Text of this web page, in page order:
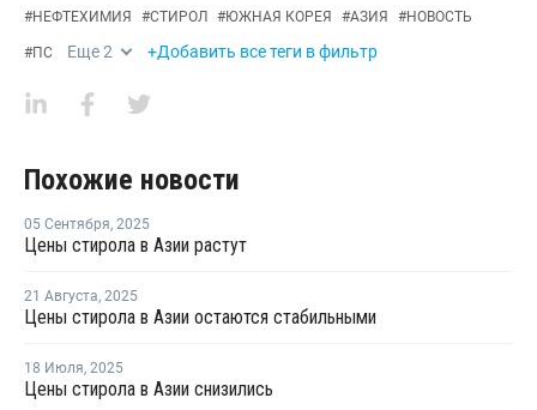
#НЕФТЕХИМИЯ #СТИРОЛ #ЮЖНАЯ КОРЕЯ #АЗИЯ #НОВОСТЬ
#ПС Еще2 +Добавить все теги в фильтр
Похожие новости
05 Сентября, 2025
Цены стирола в Азии растут
21 Августа, 2025
Цены стирола в Азии остаются стабильными
18 Июля, 2025
Цены стирола в Азии снизились